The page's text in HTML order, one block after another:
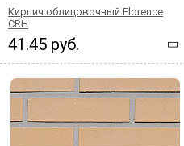
Кирпич облицовочный Florence
CRH
41.45 руб.